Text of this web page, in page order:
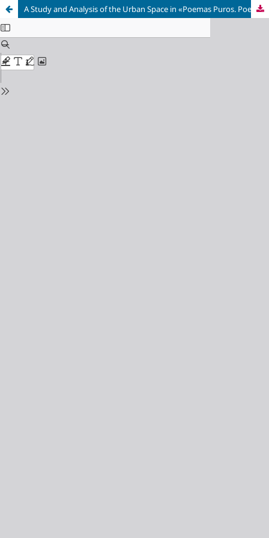
A Study and Analysis of the Urban Space in «Poemas Puros. Poemillas de la Ciudad» by Dámaso Alonso